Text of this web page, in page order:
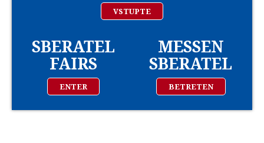
VSTUPTE
SBERATEL
FAIRS
ENTER
MESSEN
SBERATEL
BETRETEN